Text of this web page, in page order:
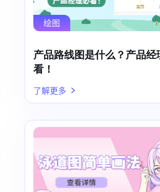
绘图
产品路线图是什么？产品经
看！
了解更多